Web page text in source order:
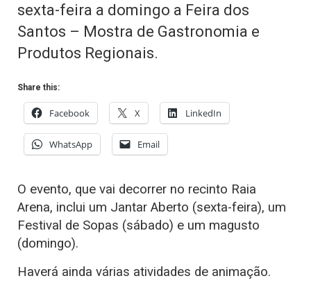
sexta-feira a domingo a Feira dos
Santos – Mostra de Gastronomia e
Produtos Regionais.
Share this:
Facebook X LinkedIn
WhatsApp Email
O evento, que vai decorrer no recinto Raia
Arena, inclui um Jantar Aberto (sexta-feira), um
Festival de Sopas (sábado) e um magusto
(domingo).
Haverá ainda várias atividades de animação.